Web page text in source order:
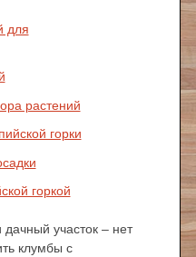
для
растений
горки
горкой
участок – нет
клумбы с